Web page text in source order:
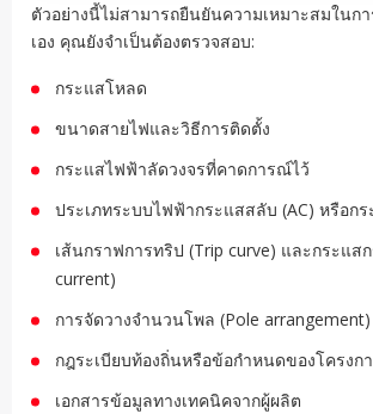
ตัวอย่างนี้ไม่สามารถยืนยันความเหมาะสมในก
เอง คุณยังจำเป็นต้องตรวจสอบ:
กระแสโหลด
ขนาดสายไฟและวิธีการติดตั้ง
กระแสไฟฟ้าลัดวงจรที่คาดการณ์ไว้
ประเภทระบบไฟฟ้ากระแสสลับ (AC) หรือกร
เส้นกราฟการทริป (Trip curve) และกระแส
current)
การจัดวางจำนวนโพล (Pole arrangement)
กฎระเบียบท้องถิ่นหรือข้อกำหนดของโครงก
เอกสารข้อมูลทางเทคนิคจากผู้ผลิต